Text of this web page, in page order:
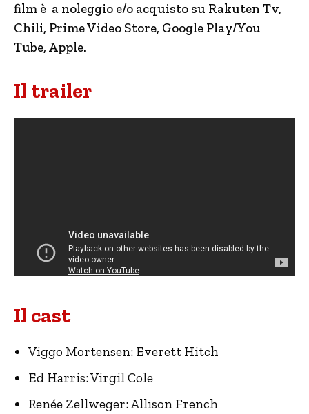
film è a noleggio e/o acquisto su Rakuten Tv,
Chili, Prime Video Store, Google Play/You
Tube, Apple.
Il trailer
Il cast
Viggo Mortensen: Everett Hitch
Ed Harris: Virgil Cole
Renée Zellweger: Allison French